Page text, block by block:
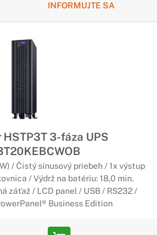
INFORMUJTE SA
HSTP3T 3-fáza UPS
/ Čistý sínusový priebeh / 1x výstup
/ Výdrž na batériu: 18,0 min.
záťaž / LCD panel / USB / RS232 /
Business Edition